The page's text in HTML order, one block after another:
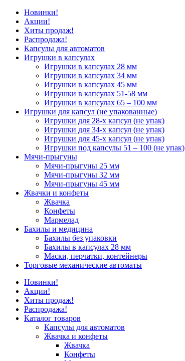
Новинки!
Акции!
Хиты продаж!
Распродажа!
Капсулы для автоматов
Игрушки в капсулах
Игрушки в капсулах 28 мм
Игрушки в капсулах 34 мм
Игрушки в капсулах 45 мм
Игрушки в капсулах 51-58 мм
Игрушки в капсулах 65 – 100 мм
Игрушки для капсул (не упакованные)
Игрушки для 28-х капсул (не упак)
Игрушки для 34-х капсул (не упак)
Игрушки для 45-х капсул (не упак)
Игрушки под капсулы 51 – 100 (не упак)
Мячи-прыгуны
Мячи-прыгуны 25 мм
Мячи-прыгуны 32 мм
Мячи-прыгуны 45 мм
Жвачки и конфеты
Жвачка
Конфеты
Мармелад
Бахилы и медицина
Бахилы без упаковки
Бахилы в капсулах 28 мм
Маски, перчатки, контейнеры
Торговые механические автоматы
Новинки!
Акции!
Хиты продаж!
Распродажа!
Каталог товаров
Капсулы для автоматов
Жвачка и конфеты
Жвачка
Конфеты